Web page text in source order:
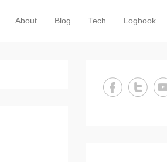
Primäres Menü
Zum Inhalt springen
About Blog Tech Logbook